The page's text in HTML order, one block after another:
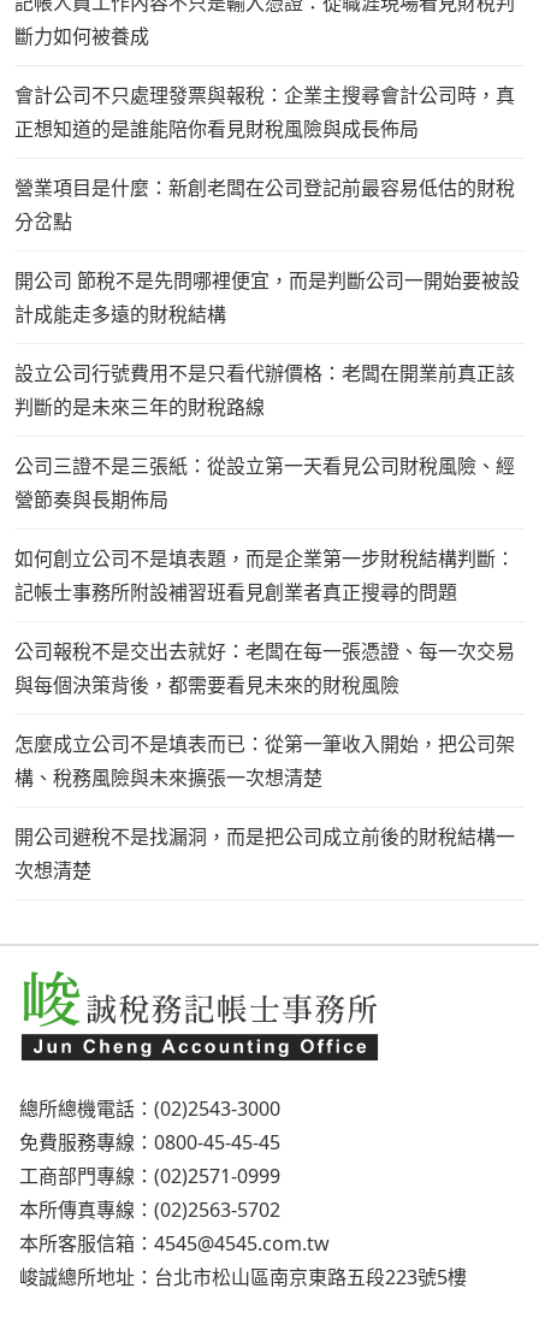
斷力如何被養成
會計公司不只處理發票與報稅：企業主搜尋會計公司時，真
正想知道的是誰能陪你看見財稅風險與成長佈局
營業項目是什麼：新創老闆在公司登記前最容易低估的財稅
分岔點
開公司 節稅不是先問哪裡便宜，而是判斷公司一開始要被設
計成能走多遠的財稅結構
設立公司行號費用不是只看代辦價格：老闆在開業前真正該
判斷的是未來三年的財稅路線
公司三證不是三張紙：從設立第一天看見公司財稅風險、經
營節奏與長期佈局
如何創立公司不是填表題，而是企業第一步財稅結構判斷：
記帳士事務所附設補習班看見創業者真正搜尋的問題
公司報稅不是交出去就好：老闆在每一張憑證、每一次交易
與每個決策背後，都需要看見未來的財稅風險
怎麼成立公司不是填表而已：從第一筆收入開始，把公司架
構、稅務風險與未來擴張一次想清楚
開公司避稅不是找漏洞，而是把公司成立前後的財稅結構一
次想清楚
總所總機電話：(02)2543-3000
免費服務專線：0800-45-45-45
工商部門專線：(02)2571-0999
本所傳真專線：(02)2563-5702
本所客服信箱： 4545@4545.com.tw
峻誠總所地址：台北市松山區南京東路五段223號5樓